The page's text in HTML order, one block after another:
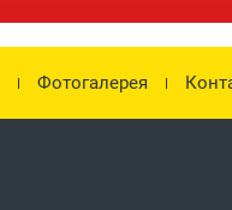
Фотогалерея